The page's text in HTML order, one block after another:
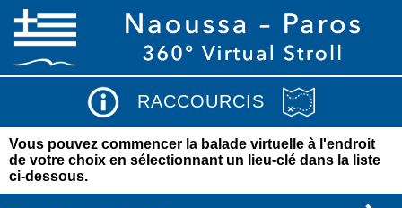
RACCOURCIS
Vous pouvez commencer la balade virtuelle à l'endroit
de votre choix en sélectionnant un lieu-clé dans la liste
ci-dessous.